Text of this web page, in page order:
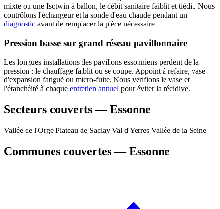
mixte ou une Isotwin à ballon, le débit sanitaire faiblit et tiédit. Nous
contrôlons l'échangeur et la sonde d'eau chaude pendant un
diagnostic avant de remplacer la pièce nécessaire.
Pression basse sur grand réseau pavillonnaire
Les longues installations des pavillons essonniens perdent de la
pression : le chauffage faiblit ou se coupe. Appoint à refaire, vase
d'expansion fatigué ou micro-fuite. Nous vérifions le vase et
l'étanchéité à chaque entretien annuel pour éviter la récidive.
Secteurs couverts — Essonne
Vallée de l'Orge Plateau de Saclay Val d'Yerres Vallée de la Seine
Communes couvertes — Essonne